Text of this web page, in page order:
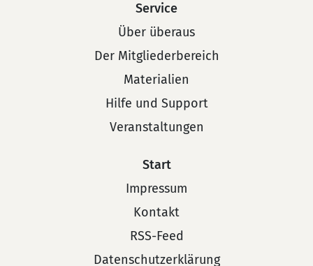
Service
Über überaus
Der Mitgliederbereich
Materialien
Hilfe und Support
Veranstaltungen
Start
Impressum
Kontakt
RSS-Feed
Datenschutzerklärung